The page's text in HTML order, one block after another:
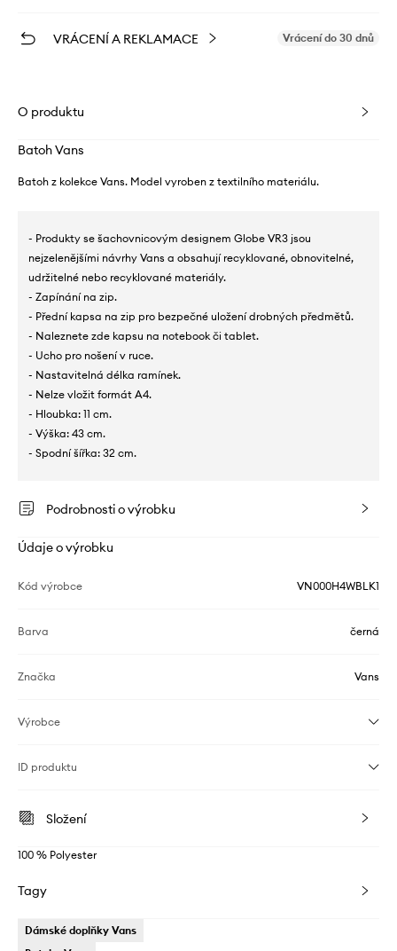
VRÁCENÍ A REKLAMACE Vrácení do 30 dnů
O produktu
Batoh Vans
Batoh z kolekce Vans. Model vyroben z textilního materiálu.
- Produkty se šachovnicovým designem Globe VR3 jsou
nejzelenějšími návrhy Vans a obsahují recyklované, obnovitelné,
udržitelné nebo recyklované materiály.
- Zapínání na zip.
- Přední kapsa na zip pro bezpečné uložení drobných předmětů.
- Naleznete zde kapsu na notebook či tablet.
- Ucho pro nošení v ruce.
- Nastavitelná délka ramínek.
- Nelze vložit formát A4.
- Hloubka: 11 cm.
- Výška: 43 cm.
- Spodní šířka: 32 cm.
Podrobnosti o výrobku
Údaje o výrobku
Kód výrobce VN000H4WBLK1
Barva černá
Značka Vans
Výrobce
ID produktu
Složení
100 % Polyester
Tagy
Dámské doplňky Vans